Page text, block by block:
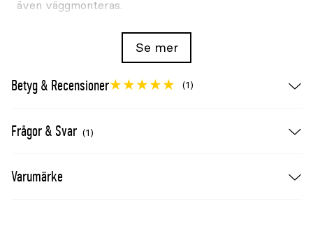
även väggmonteras.
Batteri och laddare ingår
Kitet innehåller ett 4,0Ah ONE+-batteri och
kompatibla verktyg och trädgårdsmaskiner i
Produktfördelar
batteri
Se mer
Betyg & Recensioner (1)
Frågor & Svar (1)
Varumärke